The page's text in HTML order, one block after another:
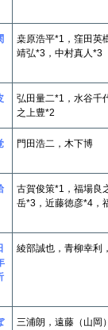
桒原浩平*1，窪田英
靖弘*3，中村真人*3
弘田量二*1，水谷千
之上豊*2
門田浩二，木下博
古賀俊策*1，福場良
岳*3，近藤徳彦*4，
綾部誠也，青柳幸利
三浦朗，遠藤（山岡